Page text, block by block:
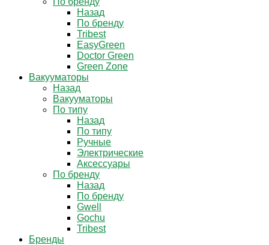
Назад
По бренду
Tribest
EasyGreen
Doctor Green
Green Zone
Вакууматоры
Назад
Вакууматоры
По типу
Назад
По типу
Ручные
Электрические
Аксессуары
По бренду
Назад
По бренду
Gwell
Gochu
Tribest
Бренды